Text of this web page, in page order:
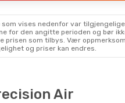
som vises nedenfor var
for den angitte perioden og bør
prisen som tilbys. Vær
og priser kan endres.
Air